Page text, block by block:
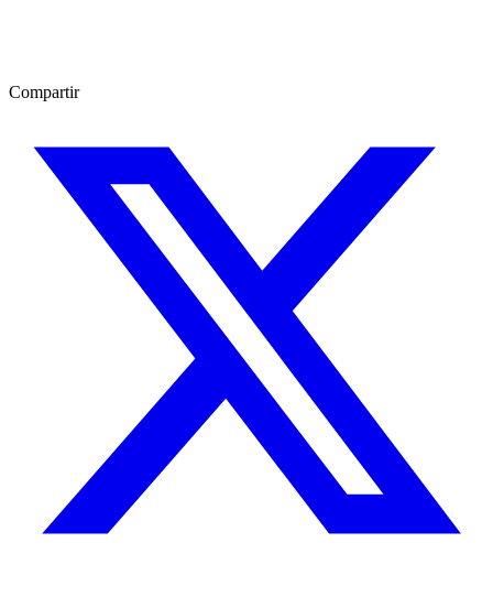
Compartir